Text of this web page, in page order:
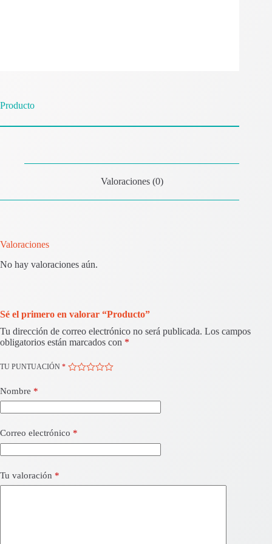
Producto
Valoraciones (0)
Valoraciones
No hay valoraciones aún.
Sé el primero en valorar “Producto”
Tu dirección de correo electrónico no será publicada. Los campos
obligatorios están marcados con *
TU PUNTUACIÓN *
Nombre *
Correo electrónico *
Tu valoración *